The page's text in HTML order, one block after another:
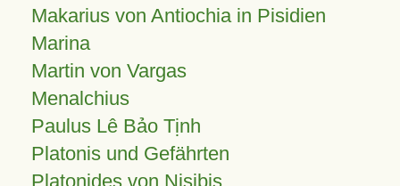
Makarius von Antiochia in Pisidien
Marina
Martin von Vargas
Menalchius
Paulus Lê Bảo Tịnh
Platonis und Gefährten
Platonides von Nisibis